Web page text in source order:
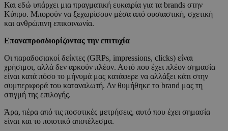
Και εδώ υπάρχει μια πραγματική ευκαιρία για τα brands στην
Κύπρο. Μπορούν να ξεχωρίσουν μέσα από ουσιαστική, σχετική
και ανθρώπινη επικοινωνία.
Επαναπροσδιορίζοντας την επιτυχία
Οι παραδοσιακοί δείκτες (GRPs, impressions, clicks) είναι
χρήσιμοι, αλλά δεν αρκούν πλέον. Αυτό που έχει πλέον σημασία
είναι κατά πόσο το μήνυμά μας κατάφερε να αλλάξει κάτι στην
συμπεριφορά του καταναλωτή. Αν θυμήθηκε το brand μας τη
στιγμή της επιλογής.
Άρα, πέρα από τις ποσοτικές μετρήσεις, αυτό που έχει σημασία
είναι και το ποιοτικό αποτέλεσμα.